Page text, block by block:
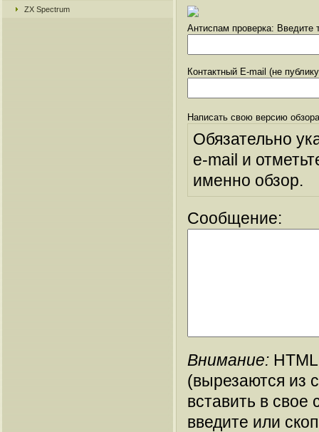
ZX Spectrum
Антиспам проверка: Введите
Контактный E-mail (не
Написать свою версию
Обязательно
e-mail и
именно обзор.
Сообщение:
Внимание:
(вырезаются из
вставить в
введите или